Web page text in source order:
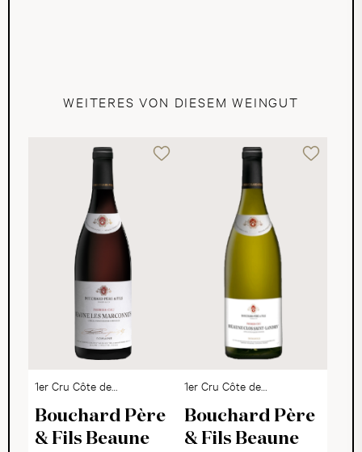
WEITERES VON DIESEM WEINGUT
1er Cru Côte de
Beaune AOC
Bouchard Père
& Fils Beaune
1er Cru Côte de
Beaune AOC
Bouchard Père
& Fils Beaune